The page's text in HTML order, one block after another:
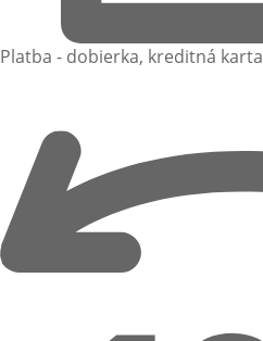
Platba - dobierka, kreditná karta